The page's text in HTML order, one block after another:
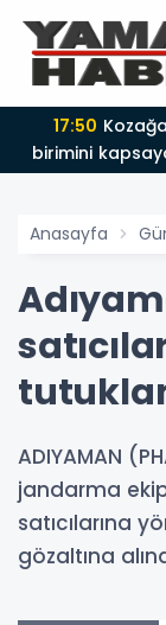
17:50
birimini
Anasayfa
ADIYAMAN
jandarma
satıcılarına
gözaltına